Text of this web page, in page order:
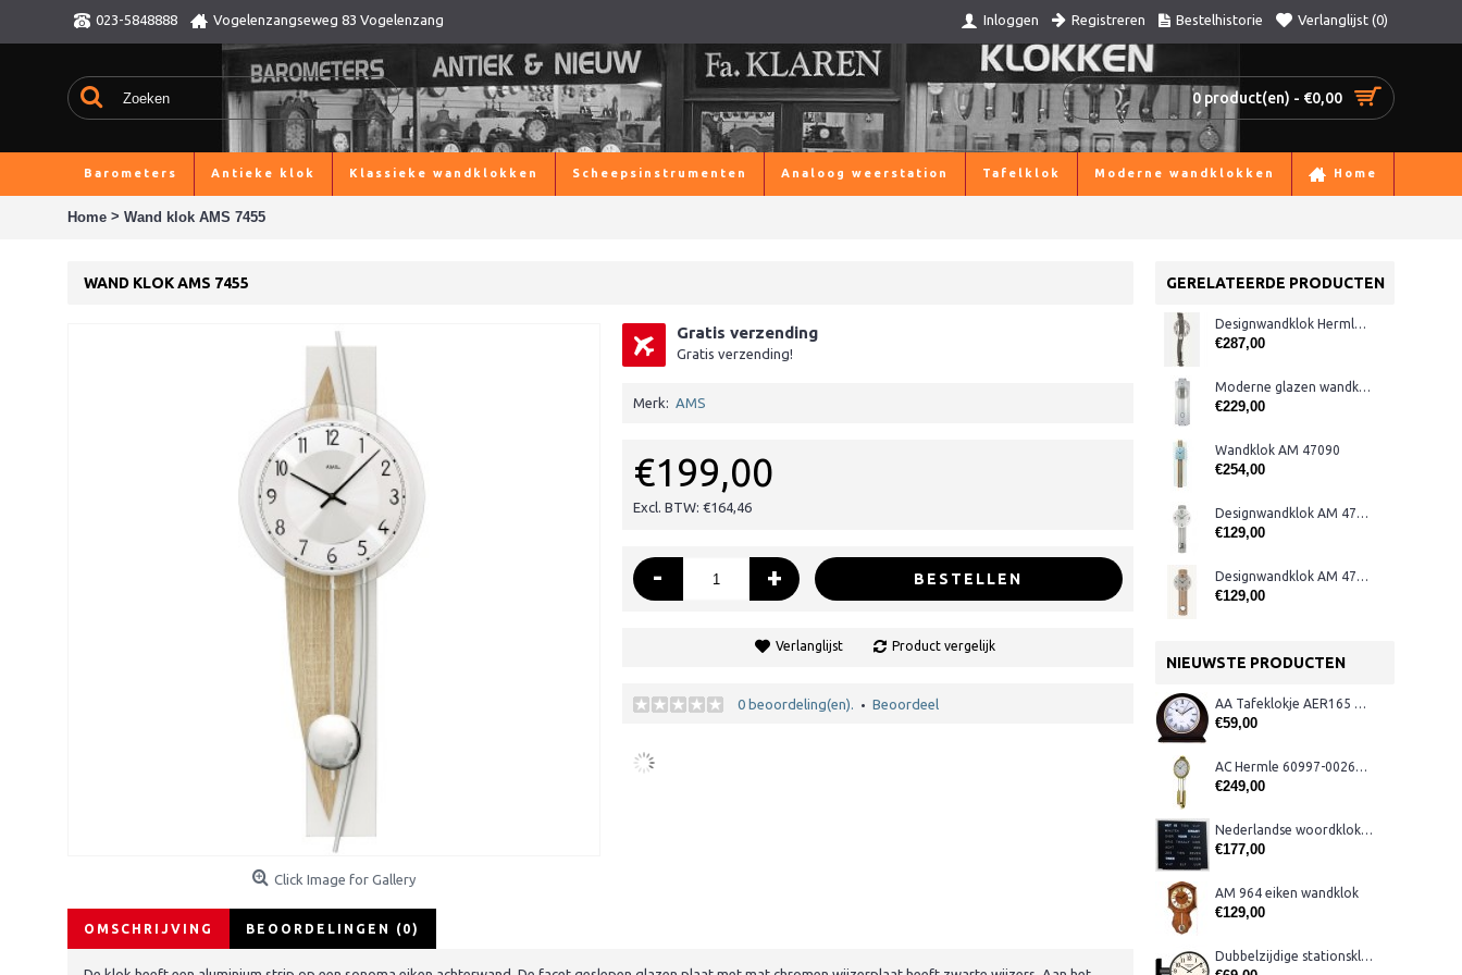
023-5848888 Vogelenzangseweg 83 Vogelenzang Inloggen Registreren Bestelhistorie Verlanglijst (0)
0 product(en) - €0,00
Barometers Antieke klok Klassieke wandklokken Scheepsinstrumenten Analoog weerstation Tafelklok Moderne wandklokken Home
Home > Wand klok AMS 7455
GERELATEERDE PRODUCTEN
Designwandklok Hermle 70644-292200 antraciet
€287,00
Moderne glazen wandklok CL322.933
€229,00
Wandklok AM 47090
€254,00
Designwandklok AM 47275
€129,00
Designwandklok AM 47274
€129,00
NIEUWSTE PRODUCTEN
AA Tafeklokje AER165 noten
€59,00
AC Hermle 60997-00261 wandklok
€249,00
Nederlandse woordklok zwart AMS 1265
€177,00
AM 964 eiken wandklok
€129,00
Dubbelzijdige stationsklok metaal 1879
WAND KLOK AMS 7455
Click Image for Gallery
Gratis verzending
Gratis verzending!
Merk: AMS
€199,00
Excl. BTW: €164,46
- + BESTELLEN
Verlanglijst Product vergelijk
0 beoordeling(en). • Beoordeel
OMSCHRIJVING BEOORDELINGEN (0)